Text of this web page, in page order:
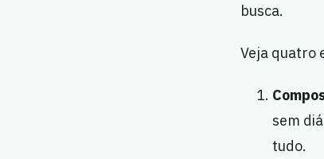
busca.
Veja quatro
sem
tudo.